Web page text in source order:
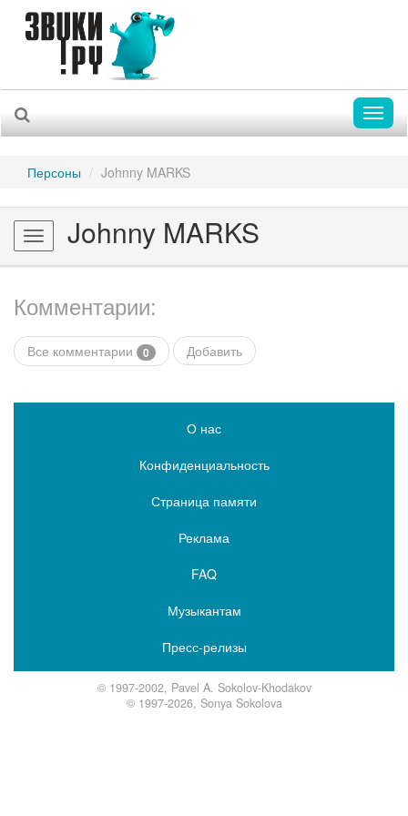
Персоны Johnny MARKS
Toggle
navigation
Johnny MARKS
Комментарии:
Все комментарии 0 Добавить
О нас
Конфиденциальность
Страница памяти
Реклама
FAQ
Музыкантам
Пресс-релизы
© 1997-2002, Pavel A. Sokolov-Khodakov
© 1997-2026, Sonya Sokolova